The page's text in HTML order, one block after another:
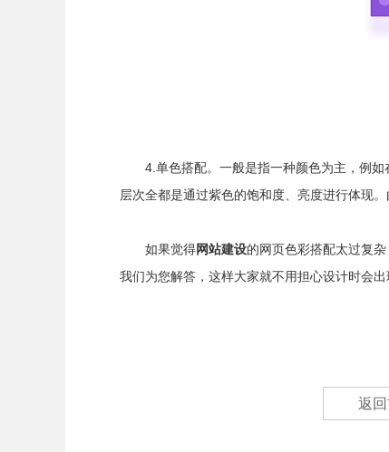
4.单色搭配。一般是指一种颜色为主，例如
层次全都是通过紫色的饱和度、亮度进行体现
如果觉得网站建设的网页色彩搭配太过复
我们为您解答，这样大家就不用担心设计时会出
返